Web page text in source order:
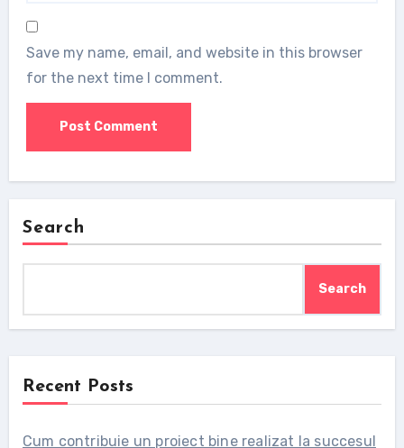
Save my name, email, and website in this browser
for the next time I comment.
Search
Search
Recent Posts
Cum contribuie un proiect bine realizat la succesul